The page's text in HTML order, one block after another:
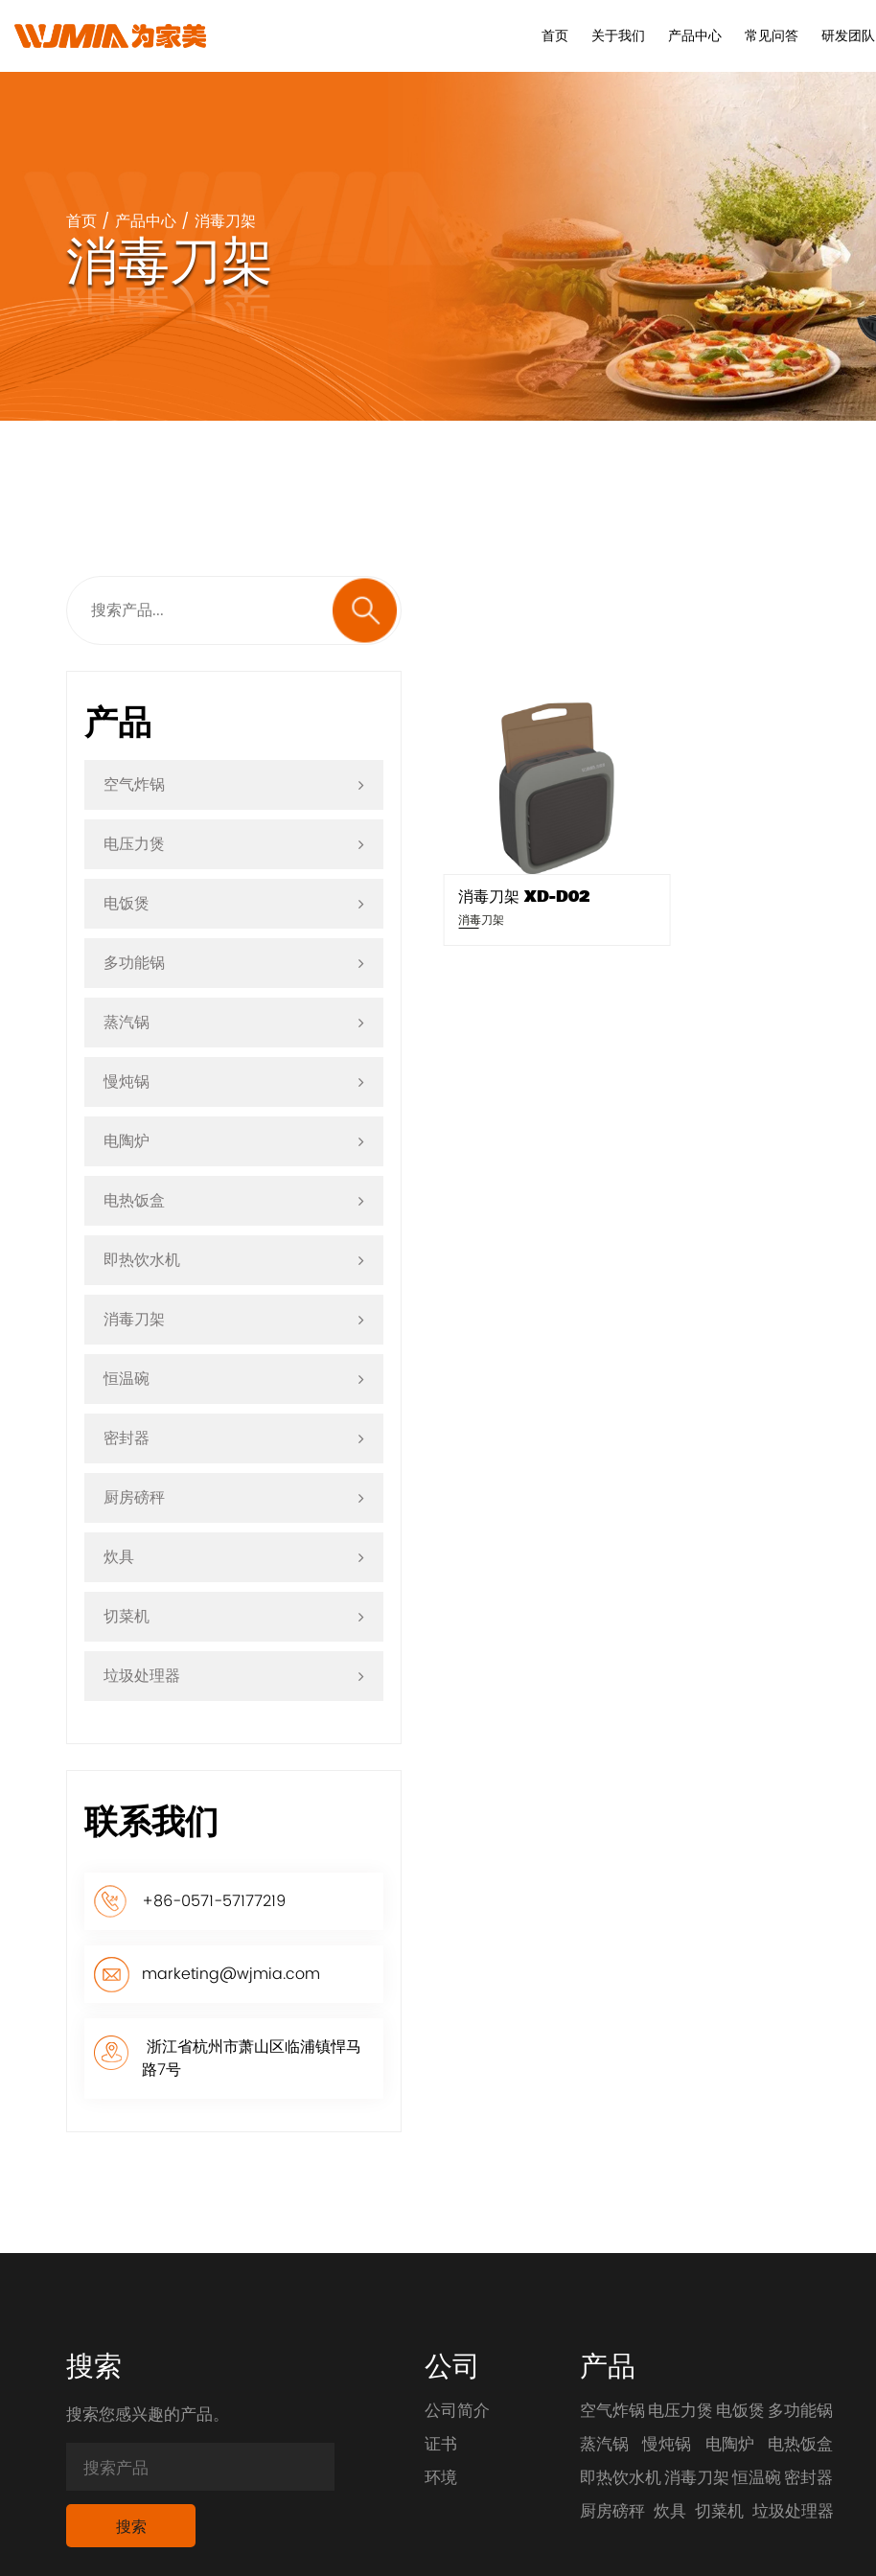
首页 关于我们 产品中心 常见问答 研发团队
首页 / 产品中心 / 消毒刀架
消毒刀架
产品
空气炸锅
电压力煲
电饭煲
多功能锅
蒸汽锅
慢炖锅
电陶炉
电热饭盒
即热饮水机
消毒刀架
恒温碗
密封器
厨房磅秤
炊具
切菜机
垃圾处理器
联系我们
+86-0571-57177219
marketing@wjmia.com
浙江省杭州市萧山区临浦镇悍马
路7号
消毒刀架 XD-D02
消毒刀架
搜索
搜索您感兴趣的产品。
公司
公司简介
证书
环境
产品
空气炸锅 电压力煲 电饭煲 多功能锅
蒸汽锅
慢炖锅 电陶炉
电热饭盒
即热饮水机消毒刀架恒温碗密封器
厨房磅秤 炊具 切菜机 垃圾处理器